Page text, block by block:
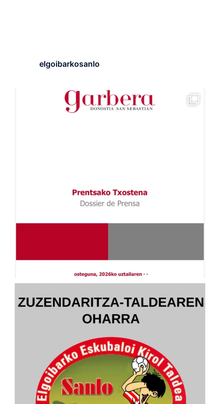
elgoibarkosanlo